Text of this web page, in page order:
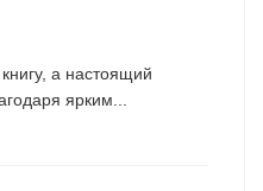
а настоящий
ярким...